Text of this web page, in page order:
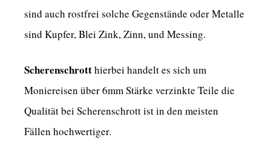
sind auch rostfrei solche Gegenstände oder Metalle
sind Kupfer, Blei Zink, Zinn, und Messing.
Scherenschrotthierbei handelt es sich um
Moniereisen über 6mm Stärke verzinkte Teile die
Qualität bei Scherenschrott ist in den meisten
Fällen hochwertiger.